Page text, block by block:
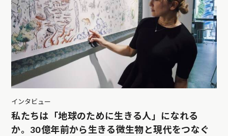
インタビュー
私たちは「地球のために生きる人」になれる
か。30億年前から生きる微生物と現代をつなぐ